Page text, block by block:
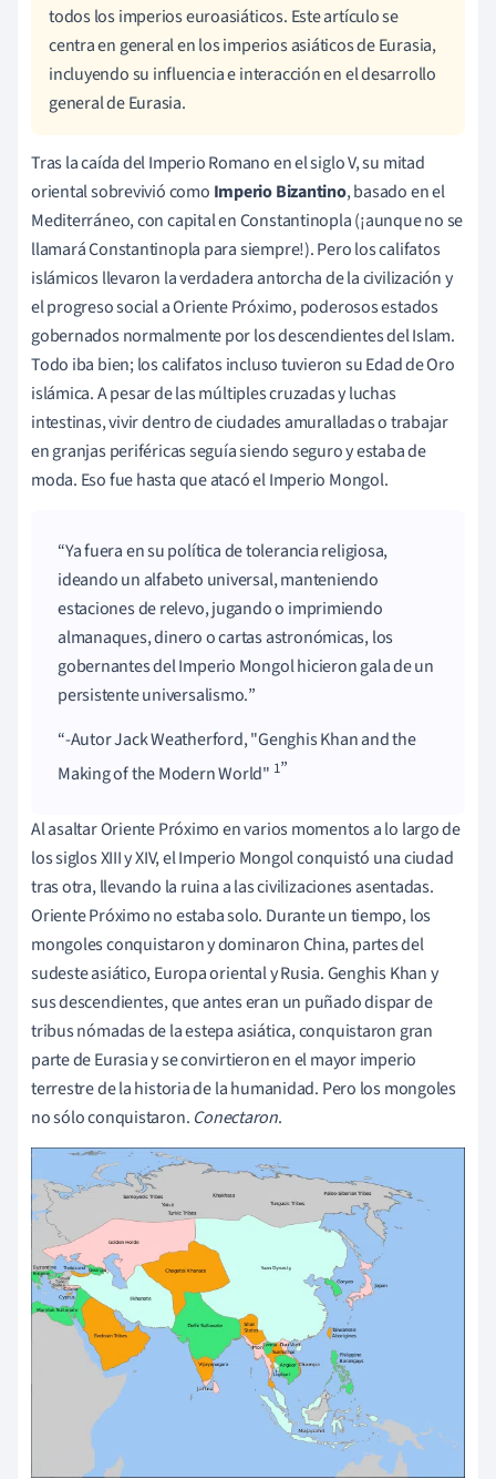
todos los imperios euroasiáticos. Este artículo se
centra en general en los imperios asiáticos de Eurasia,
incluyendo su influencia e interacción en el desarrollo
general de Eurasia.
Tras la caída del Imperio Romano en el siglo V, su mitad
oriental sobrevivió como Imperio Bizantino, basado en el
Mediterráneo, con capital en Constantinopla (¡aunque no se
llamará Constantinopla para siempre!). Pero los califatos
islámicos llevaron la verdadera antorcha de la civilización y
el progreso social a Oriente Próximo, poderosos estados
gobernados normalmente por los descendientes del Islam.
Todo iba bien; los califatos incluso tuvieron su Edad de Oro
islámica. A pesar de las múltiples cruzadas y luchas
intestinas, vivir dentro de ciudades amuralladas o trabajar
en granjas periféricas seguía siendo seguro y estaba de
moda. Eso fue hasta que atacó el Imperio Mongol.
Ya fuera en su política de tolerancia religiosa,
ideando un alfabeto universal, manteniendo
estaciones de relevo, jugando o imprimiendo
almanaques, dinero o cartas astronómicas, los
gobernantes del Imperio Mongol hicieron gala de un
persistente universalismo.
-Autor Jack Weatherford, "Genghis Khan and the
Making of the Modern World" 1
Al asaltar Oriente Próximo en varios momentos a lo largo de
los siglos XIII y XIV, el Imperio Mongol conquistó una ciudad
tras otra, llevando la ruina a las civilizaciones asentadas.
Oriente Próximo no estaba solo. Durante un tiempo, los
mongoles conquistaron y dominaron China, partes del
sudeste asiático, Europa oriental y Rusia. Genghis Khan y
sus descendientes, que antes eran un puñado dispar de
tribus nómadas de la estepa asiática, conquistaron gran
parte de Eurasia y se convirtieron en el mayor imperio
terrestre de la historia de la humanidad. Pero los mongoles
no sólo conquistaron. Conectaron.